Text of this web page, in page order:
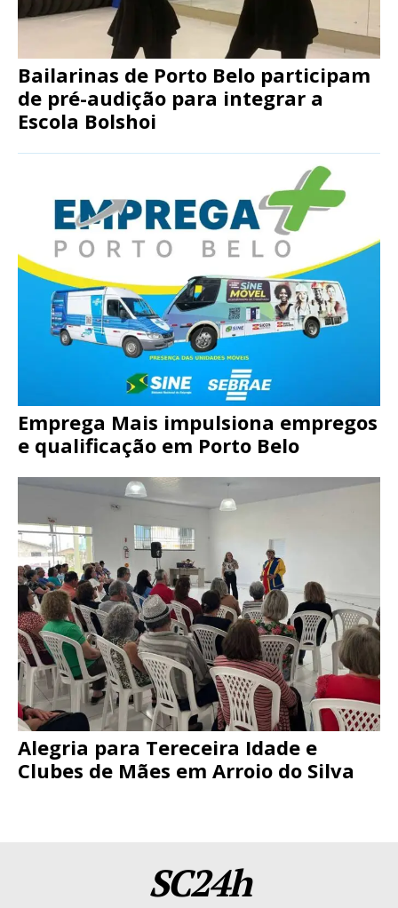
Bailarinas de Porto Belo participam
de pré-audição para integrar a
Escola Bolshoi
Emprega Mais impulsiona empregos
e qualificação em Porto Belo
Alegria para Tereceira Idade e
Clubes de Mães em Arroio do Silva
SC24h